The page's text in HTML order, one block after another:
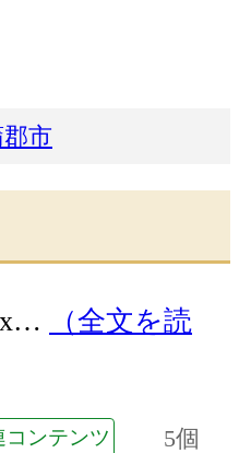
市
（全文を読
コンテンツ 5個